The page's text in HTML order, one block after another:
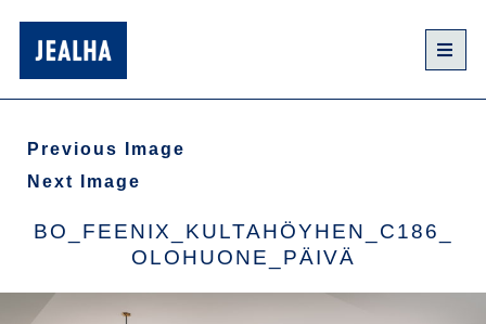
Previous Image
Next Image
BO_FEENIX_KULTAHÖYHEN_C186_
OLOHUONE_PÄIVÄ